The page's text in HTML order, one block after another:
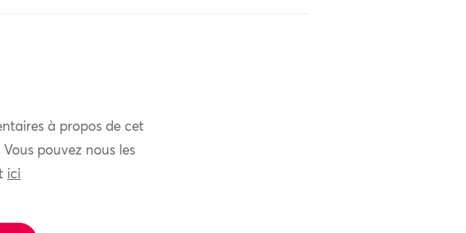
à propos de cet
pouvez nous les
ici